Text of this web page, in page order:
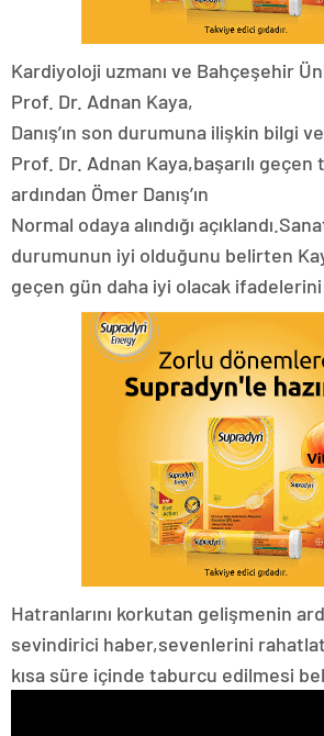
Kardiyoloji uzmanı ve Bahçeşehir
Prof. Dr. Adnan Kaya,
Danış’ın son durumuna ilişkin bilgi
Prof. Dr. Adnan Kaya,başarılı
ardından Ömer Danış’ın
Normal odaya alındığı
durumunun iyi olduğunu belirten
geçen gün daha iyi olacak ifadelerini
Hatranlarını korkutan gelişmenin
sevindirici haber,sevenlerini
kısa süre içinde taburcu edilmesi